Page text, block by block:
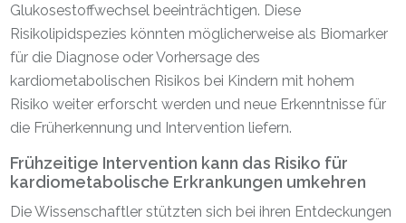
Glukosestoffwechsel beeinträchtigen. Diese
Risikolipidspezies könnten möglicherweise als Biomarker
für die Diagnose oder Vorhersage des
kardiometabolischen Risikos bei Kindern mit hohem
Risiko weiter erforscht werden und neue Erkenntnisse für
die Früherkennung und Intervention liefern.
Frühzeitige Intervention kann das Risiko für
kardiometabolische Erkrankungen umkehren
Die Wissenschaftler stützten sich bei ihren Entdeckungen